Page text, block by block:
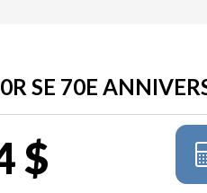
SE 70E
$